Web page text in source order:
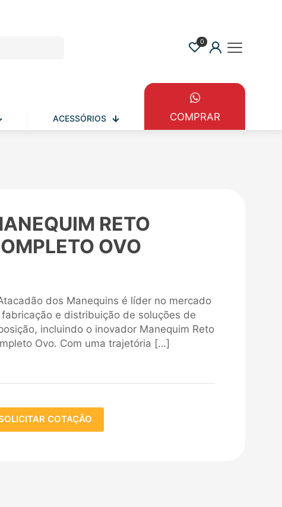
0
ACESSÓRIOS COMPRAR
RETO
OVO
dos Manequins é líder no mercado
e distribuição de soluções de
incluindo o inovador Manequim Reto
Ovo. Com uma trajetória […]
COTAÇÃO